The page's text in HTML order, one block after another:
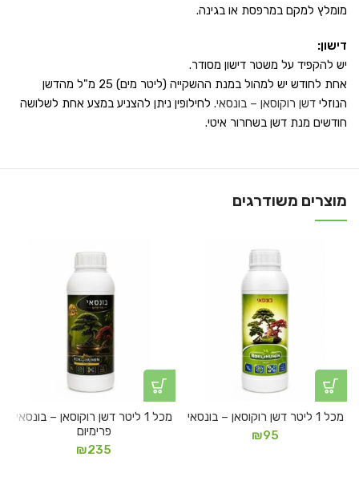
מומלץ למקם במרפסת או בגינה.
דישון:
יש להקפיד על משטר דישון מסודר.
אחת לחודש יש למהול במנת ההשקייה (ליטר מים) 25 מ"ל מהדשן
הנוזלי דשן רוקוסאן – בונסאי. לחילופין ניתן להצניע במצע אחת לשלושה
חודשים מנת דשן בשחרור איטי.
מוצרים משודרגים
מכל 1 ליטר דשן רוקוסאן – בונסאי
₪95
מכל 1 ליטר דשן רוקוסאן – בונסאי
פרימיום
₪235